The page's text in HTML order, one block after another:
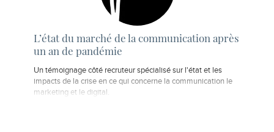
L’état du marché de la communication après
un an de pandémie
Un témoignage côté recruteur spécialisé sur l'état et les
impacts de la crise en ce qui concerne la communication le
marketing et le digital.